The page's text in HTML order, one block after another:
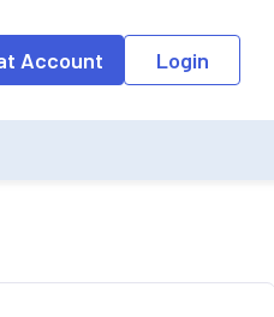
field, the suggestion list will
Account Login